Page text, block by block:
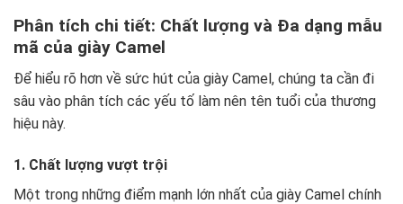
Phân tích chi tiết: Chất lượng và Đa dạng mẫu
mã của giày Camel
Để hiểu rõ hơn về sức hút của giày Camel, chúng ta cần đi
sâu vào phân tích các yếu tố làm nên tên tuổi của thương
hiệu này.
1. Chất lượng vượt trội
Một trong những điểm mạnh lớn nhất của giày Camel chính